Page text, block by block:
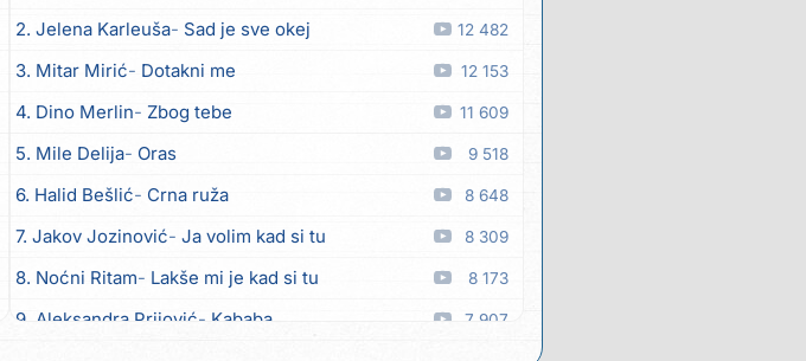
2. Jelena Karleuša Sad je sve okej 12 482
3. Mitar Mirić Dotakni me 12 153
4. Dino Merlin Zbog tebe 11 609
5. Mile Delija Oras 9 518
6. Halid Bešlić Crna ruža 8 648
7. Jakov Jozinović Ja volim kad si tu 8 309
8. Noćni Ritam Lakše mi je kad si tu 8 173
9. Aleksandra Prijović Kababa 7 907